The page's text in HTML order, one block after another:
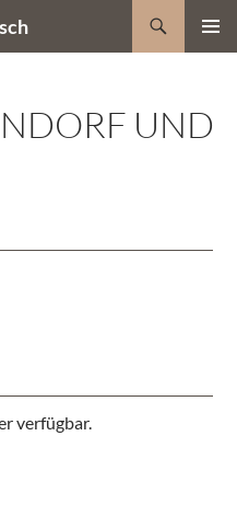
UND
verfügbar.